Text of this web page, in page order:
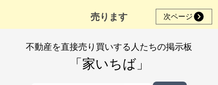
売ります 次ページ
不動産を直接売り買いする人たちの掲示板
「家いちば」